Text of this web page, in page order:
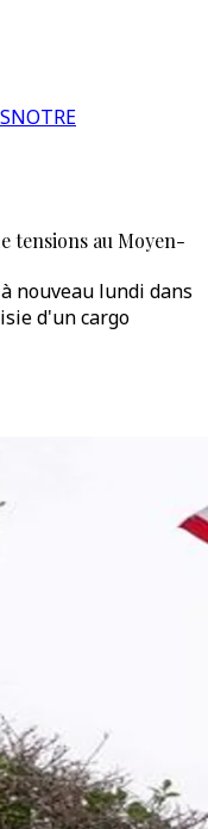
NOTRE
tensions au Moyen-
nouveau lundi dans
d'un cargo